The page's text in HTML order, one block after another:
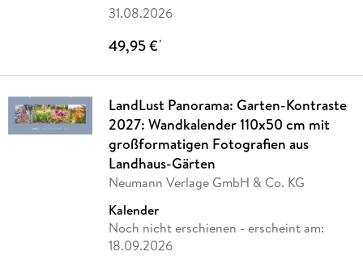
31.08.2026
49,95 €*
LandLust Panorama: Garten-Kontraste
2027: Wandkalender 110x50 cm mit
großformatigen Fotografien aus
Landhaus-Gärten
Neumann Verlage GmbH & Co. KG
Kalender
Noch nicht erschienen - erscheint am:
18.09.2026